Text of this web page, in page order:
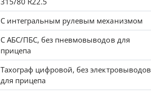
С интегральным рулевым механизмом
С АБС/ПБС, без пневмовыводов для
прицепа
Тахограф цифровой, без электровыводов
для прицепа